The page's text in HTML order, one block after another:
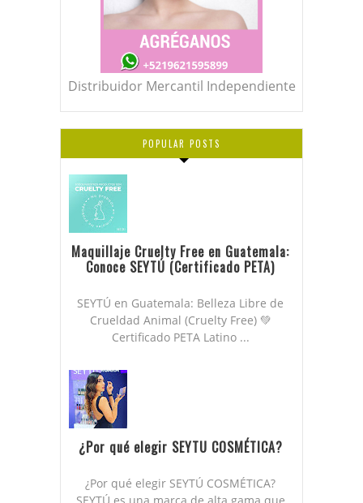
Distribuidor Mercantil Independiente
POPULAR POSTS
Maquillaje Cruelty Free en Guatemala:
Conoce SEYTÚ (Certificado PETA)
SEYTÚ en Guatemala: Belleza Libre de
Crueldad Animal (Cruelty Free) 💚
Certificado PETA Latino ...
¿Por qué elegir SEYTU COSMÉTICA?
¿Por qué elegir SEYTÚ COSMÉTICA?